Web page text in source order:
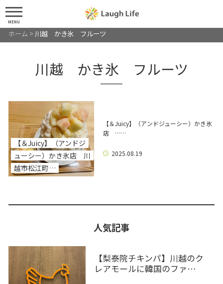
MENU
ホーム > 川越 かき氷 フルーツ
川越 かき氷 フルーツ
【＆Juicy】（アンドジ
ューシー）かき氷店 川
越市松江町…
【＆Juicy】（アンドジューシー）かき氷
店 ……
2025.08.19
人気記事
【梨泰院チキンパ】川越のク
レアモールに韓国のファ…